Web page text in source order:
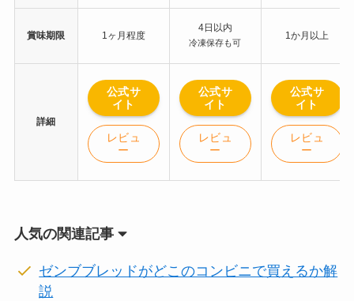
賞味期限 1ヶ月程度
4日以内
冷凍保存も可
1か月以上
詳細
公式サ
イト
レビュ
ー
公式サ
イト
レビュ
ー
公式サ
イト
レビュ
ー
人気の関連記事
ゼンブブレッドがどこのコンビニで買えるか解
説